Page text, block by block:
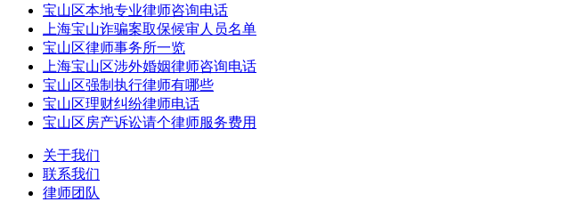
宝山区本地专业律师咨询电话
上海宝山诈骗案取保候审人员名单
宝山区律师事务所一览
上海宝山区涉外婚姻律师咨询电话
宝山区强制执行律师有哪些
宝山区理财纠纷律师电话
宝山区房产诉讼请个律师服务费用
关于我们
联系我们
律师团队